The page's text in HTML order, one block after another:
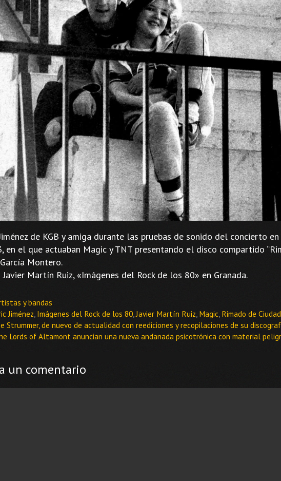
de KGB y amiga durante las pruebas de sonido del concierto
en el que actuaban Magic y TNT presentando el disco compartido
Montero.
Martín Ruiz, «Imágenes del Rock de los 80» en Granada.
y bandas
Jiménez, Imágenes del Rock de los 80,Javier Martín Ruiz, Magic, Rimado de Ciudad
Strummer, de nuevo de actualidad con reediciones y recopilaciones de su
Lords of Altamont anuncian una nueva andanada psicotrónica con material
un comentario